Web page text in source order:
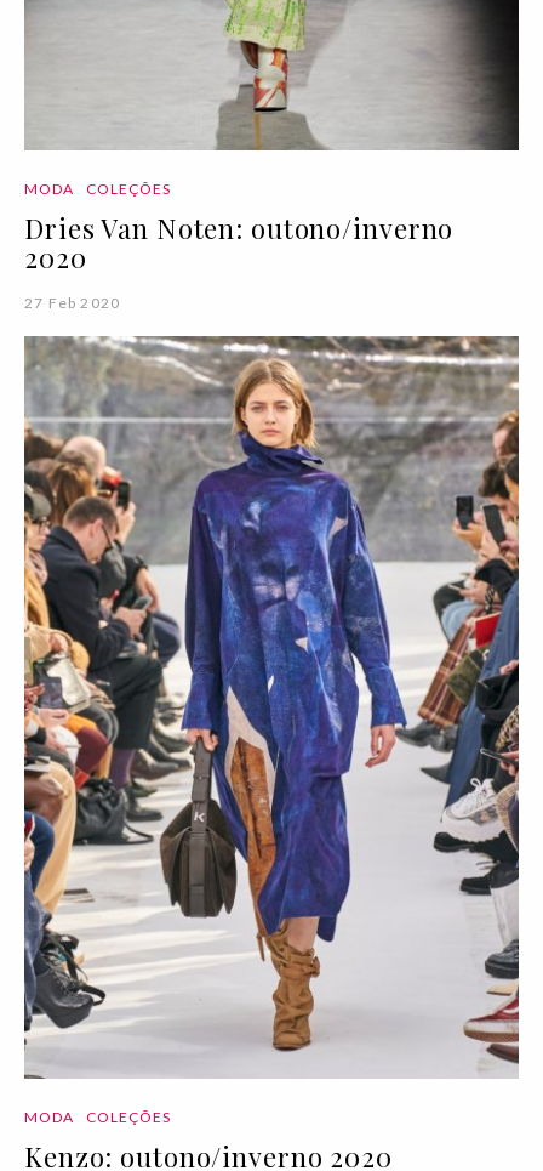
MODA COLEÇÕES
Dries Van Noten: outono/inverno
2020
27 Feb 2020
MODA COLEÇÕES
Kenzo: outono/inverno 2020